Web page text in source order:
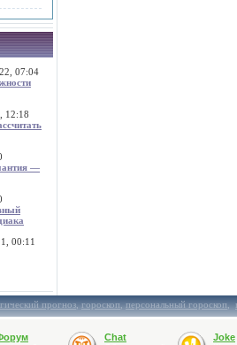
07:04
12:18
—
00:11
прогноз,гороскоп,персональный гороскоп,
Chat Joke